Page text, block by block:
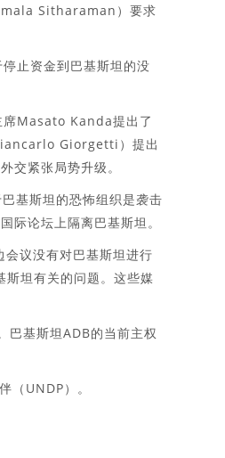
Sitharaman）要求
止资金到巴基斯坦的没
席Masato Kanda提出了
Giorgetti）提出
交紧张局势升级。
基斯坦的恐怖组织是袭击
际论坛上隔离巴基斯坦。
议没有对巴基斯坦进行
斯坦有关的问题。这些媒
巴基斯坦ADB的当前主权
（UNDP）。